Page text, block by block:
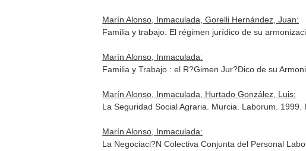
Marín Alonso, Inmaculada, Gorelli Hernández, Juan:
Familia y trabajo. El régimen jurídico de su
Marín Alonso, Inmaculada:
Familia y Trabajo : el R?Gimen Jur?Dico de su
Marín Alonso, Inmaculada, Hurtado González, Luis:
La Seguridad Social Agraria. Murcia. Laborum. 1999.
Marín Alonso, Inmaculada:
La Negociaci?N Colectiva Conjunta del Personal